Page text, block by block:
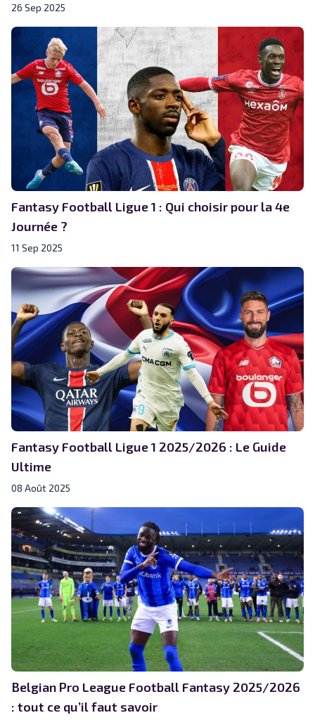
26 Sep 2025
Fantasy Football Ligue 1 : Qui choisir pour la 4e
Journée ?
11 Sep 2025
Fantasy Football Ligue 1 2025/2026 : Le Guide
Ultime
08 Août 2025
Belgian Pro League Football Fantasy 2025/2026
: tout ce qu’il faut savoir